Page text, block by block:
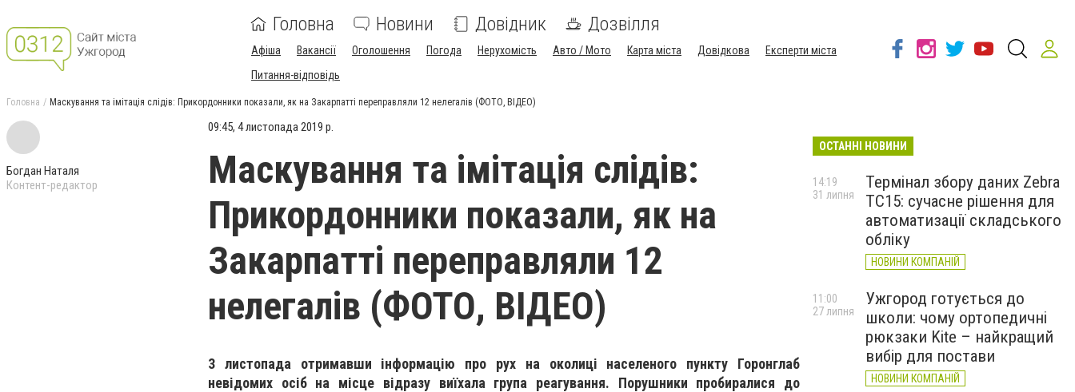
Головна Новини Довідник Дозвілля
Афіша Вакансії Оголошення Погода Нерухомість Авто / Мото Карта міста Довідкова
Експерти міста
Питання-відповідь
Головна Маскування та імітація слідів: Прикордонники показали, як на Закарпатті переправляли 12 нелегалів (ФОТО, ВІДЕО)
Богдан Наталя
Контент-редактор
09:45, 4 листопада 2019 р.
Маскування та імітація слідів:
Прикордонники показали, як на
Закарпатті переправляли 12
нелегалів (ФОТО, ВІДЕО)
3 листопада отримавши інформацію про рух на околиці населеного пункту Горонглаб
невідомих осіб на місце відразу виїхала група реагування. Порушники пробиралися до
ОСТАННІ НОВИНИ
Термінал збору даних Zebra
TC15: сучасне рішення для
автоматизації складського
обліку
НОВИНИ КОМПАНІЙ
14:19
31 липня
Ужгород готується до
школи: чому ортопедичні
рюкзаки Kite – найкращий
вибір для постави
НОВИНИ КОМПАНІЙ
11:00
27 липня